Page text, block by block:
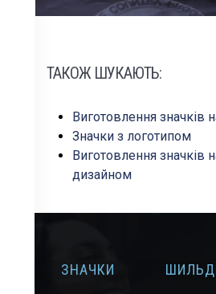
ТАКОЖ ШУКАЮТЬ:
Виготовлення значків
Значки з логотипом
Виготовлення значків
дизайном
ЗНАЧКИ